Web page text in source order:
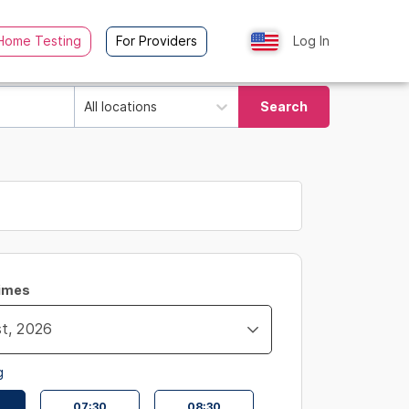
Testing For Providers Log In
All locations Search